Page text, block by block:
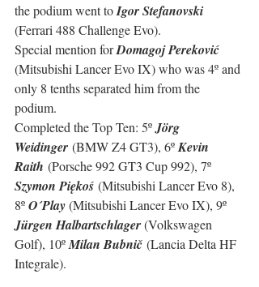
the podium went to Igor Stefanovski
(Ferrari 488 Challenge Evo).
Special mention for Domagoj Pereković
(Mitsubishi Lancer Evo IX) who was 4º and
only 8 tenths separated him from the
podium.
Completed the Top Ten: 5º Jörg
Weidinger (BMW Z4 GT3), 6º Kevin
Raith (Porsche 992 GT3 Cup 992), 7º
Szymon Piękoś (Mitsubishi Lancer Evo 8),
8º O´Play (Mitsubishi Lancer Evo IX), 9º
Jürgen Halbartschlager (Volkswagen
Golf), 10º Milan Bubnič (Lancia Delta HF
Integrale).